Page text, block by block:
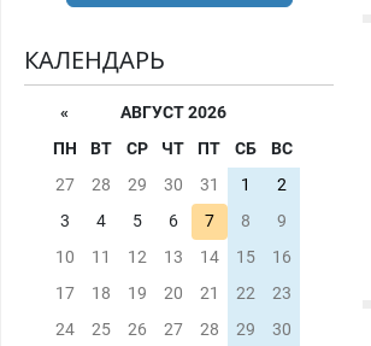
КАЛЕНДАРЬ
«
АВГУСТ 2026
ПН
ВТ СР ЧТ ПТ СБ
ВС
27
28 29 30 31 1
2
3
4 5 6 7 8
9
10
11 12 13 14 15
16
17
18 19 20 21 22
23
24
25 26 27 28 29
30